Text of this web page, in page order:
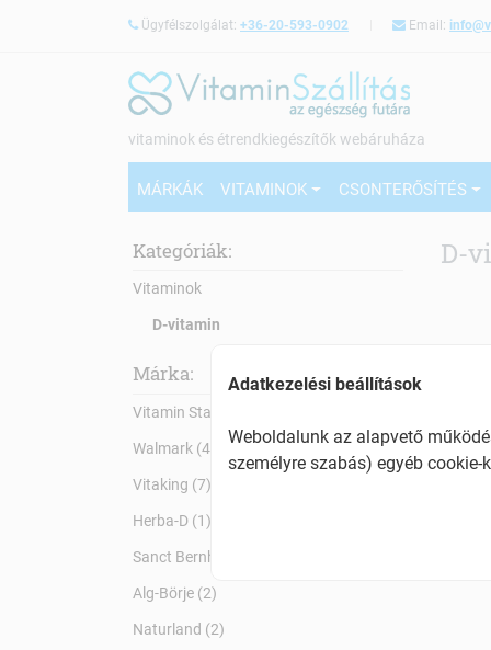
Ügyfélszolgálat: +36-20-593-0902 Email:
vitaminok és étrendkiegészítők webáruháza
MÁRKÁK VITAMINOK CSONTERŐSÍTÉS
Kategóriák:
Vitaminok
D-vitamin
Márka:
Vitamin Station (3)
Walmark (4)
Vitaking (7)
Herba-D (1)
Sanct Bernhard (1)
Alg-Börje (2)
Naturland (2)
D-
Adatkezelési beállítások
Weboldalunk az alapvető
személyre szabás) egyéb